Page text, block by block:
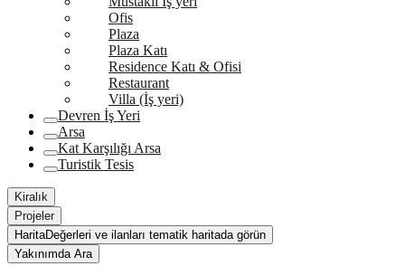
Ofis
Plaza
Plaza Katı
Residence Katı & Ofisi
Restaurant
Villa (İş yeri)
Devren İş Yeri
Arsa
Kat Karşılığı Arsa
Turistik Tesis
Kiralık
Projeler
HaritaDeğerleri ve ilanları tematik haritada görün
Yakınımda Ara